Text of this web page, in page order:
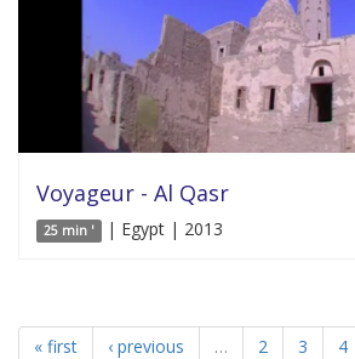
Voyageur - Al Qasr
25 min ' | Egypt | 2013
« first ‹ previous … 2 3 4